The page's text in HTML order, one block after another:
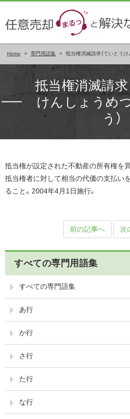
Home > 専門用語集 > 抵当権消滅請求（ていとうけ
抵当権消滅請求
けんしょうめ
う）
抵当権が設定された不動産の所有権を買
抵当権者に対して相当の代価の支払い
ること。2004年4月1日施行。
前の記事へ 次
すべての専門用語集
すべての専門語集
あ行
か行
さ行
た行
な行